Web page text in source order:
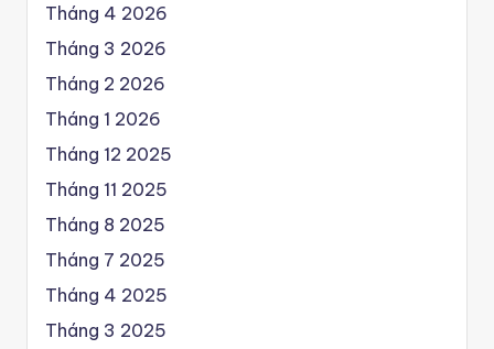
Tháng 4 2026
Tháng 3 2026
Tháng 2 2026
Tháng 1 2026
Tháng 12 2025
Tháng 11 2025
Tháng 8 2025
Tháng 7 2025
Tháng 4 2025
Tháng 3 2025